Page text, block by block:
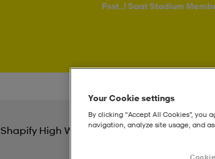
Psst..! Saat Stadium
Shapify High Waist W
Your Cookie settings
By clicking “Accept All Cookies”, you
navigation, analyze site usage, and